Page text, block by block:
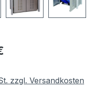
zzgl. Versandkosten